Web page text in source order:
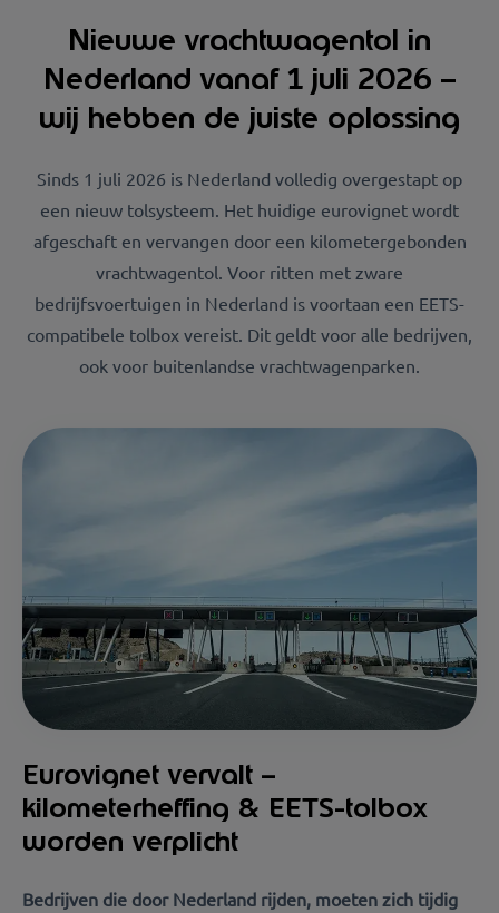
Nieuwe vrachtwagentol in
Nederland vanaf 1 juli 2026 –
wij hebben de juiste oplossing
Sinds 1 juli 2026 is Nederland volledig overgestapt op
een nieuw tolsysteem. Het huidige eurovignet wordt
afgeschaft en vervangen door een kilometergebonden
vrachtwagentol. Voor ritten met zware
bedrijfsvoertuigen in Nederland is voortaan een EETS-
compatibele tolbox vereist. Dit geldt voor alle bedrijven,
ook voor buitenlandse vrachtwagenparken.
Eurovignet vervalt –
kilometerheffing & EETS-tolbox
worden verplicht
Bedrijven die door Nederland rijden, moeten zich tijdig